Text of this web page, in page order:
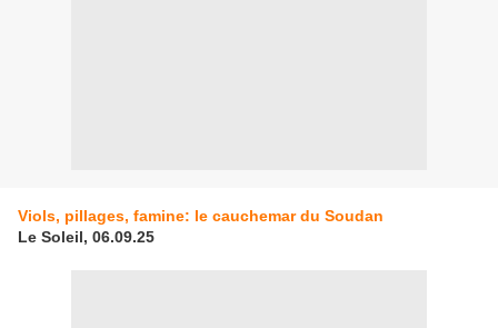
Viols, pillages, famine: le cauchemar du Soudan
Le Soleil, 06.09.25